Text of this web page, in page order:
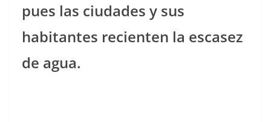
pues las ciudades y sus
habitantes recienten la escasez
de agua.